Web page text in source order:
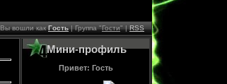
Вы вошли какГость| Группа "Гости" |RSS
Мини-профиль
Привет: Гость